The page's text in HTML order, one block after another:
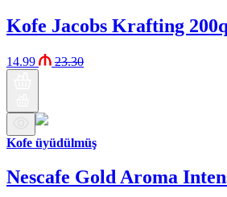
Kofe Jacobs Krafting
14.99 23.30
Kofe üyüdülmüş
Nescafe Gold Aroma